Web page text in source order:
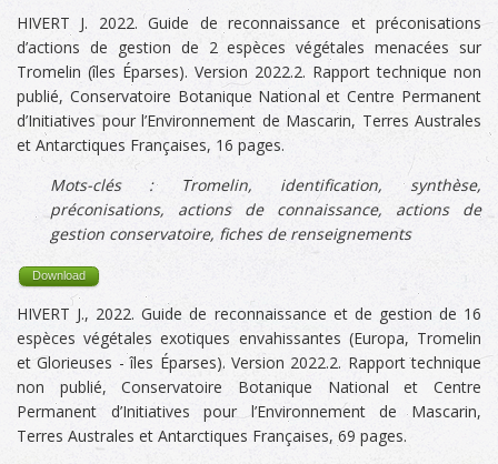
HIVERT J. 2022. Guide de reconnaissance et préconisations
d’actions de gestion de 2 espèces végétales menacées sur
Tromelin (îles Éparses). Version 2022.2. Rapport technique non
publié, Conservatoire Botanique National et Centre Permanent
d’Initiatives pour l’Environnement de Mascarin, Terres Australes
et Antarctiques Françaises, 16 pages.
Mots-clés :
Tromelin, identification, synthèse,
préconisations, actions de connaissance, actions de
gestion conservatoire, fiches de renseignements
Download
HIVERT J., 2022. Guide de reconnaissance et de gestion de 16
espèces végétales exotiques envahissantes (Europa, Tromelin
et Glorieuses - îles Éparses). Version 2022.2. Rapport technique
non publié, Conservatoire Botanique National et Centre
Permanent d’Initiatives pour l’Environnement de Mascarin,
Terres Australes et Antarctiques Françaises, 69 pages.